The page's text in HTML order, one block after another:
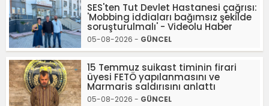
SES'ten Tut Devlet Hastanesi çağrısı:
'Mobbing iddiaları bağımsız şekilde
soruşturulmalı' - Videolu Haber
05-08-2026 - GÜNCEL
15 Temmuz suikast timinin firari
üyesi FETÖ yapılanmasını ve
Marmaris saldırısını anlattı
05-08-2026 - GÜNCEL